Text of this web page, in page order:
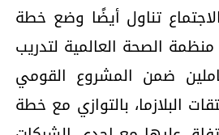
تناول أيضًا وضع خطة
منظمة الصحة العالمية لتدريب
ضمن المشروع القومي
البلازما، بالتوازي مع خطة